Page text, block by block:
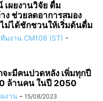
ผยงานวิจัย ดื่ม
ง ช่วยลดอาการสมอง
ม่ได้ชักชวนให้เริ่มต้นดื่ม
ทีมงาน CM108 (ST) -
ะมีคนปวดหลัง เพิ่มทุกปี
ล้านคน ในปี 2050
งาน - 15/08/2023